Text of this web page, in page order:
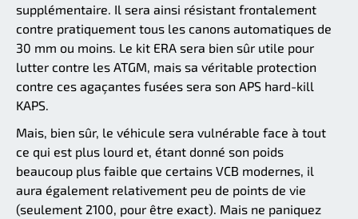
supplémentaire. Il sera ainsi résistant frontalement
contre pratiquement tous les canons automatiques de
30 mm ou moins. Le kit ERA sera bien sûr utile pour
lutter contre les ATGM, mais sa véritable protection
contre ces agaçantes fusées sera son APS hard-kill
KAPS.
Mais, bien sûr, le véhicule sera vulnérable face à tout
ce qui est plus lourd et, étant donné son poids
beaucoup plus faible que certains VCB modernes, il
aura également relativement peu de points de vie
(seulement 2100, pour être exact). Mais ne paniquez